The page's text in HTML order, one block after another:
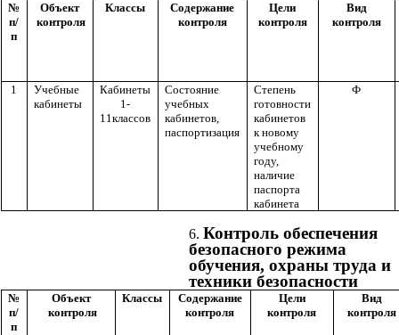
№
п/
п
Объект
контроля
Классы
Содержание
контроля
Цели
контроля
Вид
контроля
1
Учебные
кабинеты
Кабинеты
1-
11классов
Состояние
учебных
кабинетов,
паспортизация
Степень
готовности
кабинетов
к новому
учебному
году,
наличие
паспорта
кабинета
Ф
Контроль обеспечения
безопасного режима
обучения, охраны труда и
техники безопасности
№
п/
п
Объект
контроля
Классы
Содержание
контроля
Цели
контроля
Вид
контроля